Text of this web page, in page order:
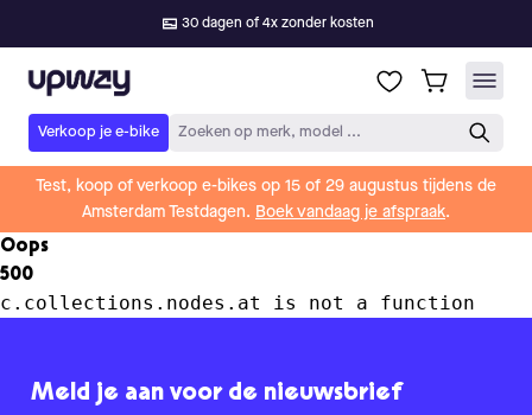
30 dagen of 4x zonder kosten
Upway
Verkoop je e-bike Zoeken op merk, model ...
Test, koop of verkoop e-bikes op 15 of 29 augustus tijdens de
Amsterdam Testdagen. Boek vandaag je afspraak.
Oops
500
c.collections.nodes.at is not a function
Meld je aan voor de nieuwsbrief